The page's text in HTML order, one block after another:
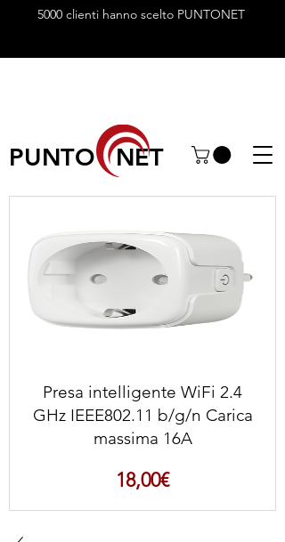
5000 clienti hanno scelto PUNTONET
PUNTO NET
Presa intelligente WiFi 2.4
GHz IEEE802.11 b/g/n Carica
massima 16A
18,00€Prezzo